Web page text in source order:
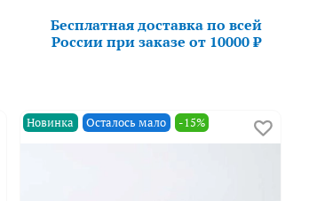
Бесплатная доставка по всей
России при заказе от 10000 ₽
Новинка Осталось мало -15%